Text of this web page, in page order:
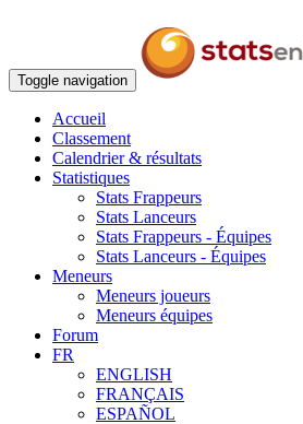
Toggle navigation
Accueil
Classement
Calendrier & résultats
Statistiques
Stats Frappeurs
Stats Lanceurs
Stats Frappeurs - Équipes
Stats Lanceurs - Équipes
Meneurs
Meneurs joueurs
Meneurs équipes
Forum
FR
ENGLISH
FRANÇAIS
ESPAÑOL